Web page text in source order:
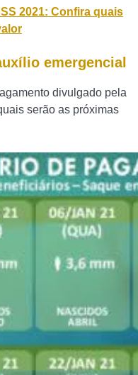
2021: Confira quais
emergencial
divulgado pela
serão as próximas